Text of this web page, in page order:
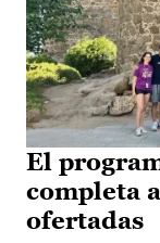
El
completa
ofertadas